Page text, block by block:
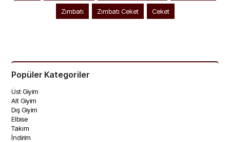
Zımbatı Zımbatı Ceket Ceket
Popüler Kategoriler
Üst Giyim
Alt Giyim
Dış Giyim
Elbise
Takım
İndirim